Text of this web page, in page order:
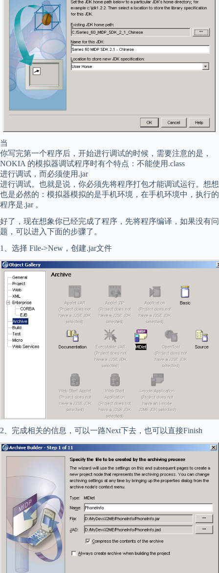
当
你写完第一个程序后，开始进行调试的时候，需要注意的是，
NOKIA 的模拟器调试程序时有个特点：不能使用.class
进行调试，而必须使用.jar
进行调试。也就是说，你必须先将程序打包才能调试运行。想想
也是必然的：模拟器模拟的是手机环境，在手机环境中，执行的
程序是.jar 。
好了，现在想象你已经完成了程序，先将程序编译，如果没有问
题，可以进入下面的步骤了。
1、选择 File->New，创建.jar文件
2、完成相关的信息，可以一路Next下去，也可以直接Finish